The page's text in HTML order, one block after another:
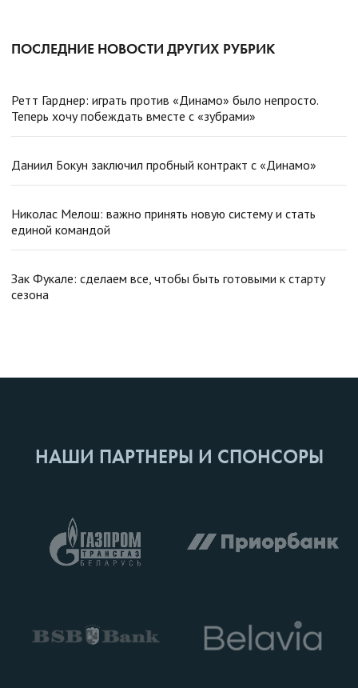
ПОСЛЕДНИЕ НОВОСТИ ДРУГИХ РУБРИК
Ретт Гарднер: играть против «Динамо» было непросто.
Теперь хочу побеждать вместе с «зубрами»
Даниил Бокун заключил пробный контракт с «Динамо»
Николас Мелош: важно принять новую систему и стать
единой командой
Зак Фукале: сделаем все, чтобы быть готовыми к старту
сезона
НАШИ ПАРТНЕРЫ И СПОНСОРЫ